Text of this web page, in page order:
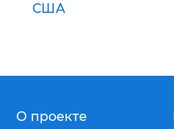
США
О проекте